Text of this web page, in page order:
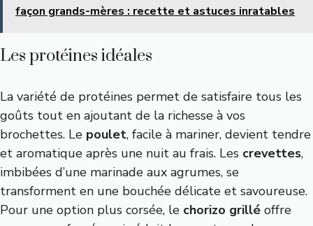
façon grands-mères : recette et astuces inratables
Les protéines idéales
La variété de protéines permet de satisfaire tous les
goûts tout en ajoutant de la richesse à vos
brochettes. Le poulet, facile à mariner, devient tendre
et aromatique après une nuit au frais. Les crevettes,
imbibées d’une marinade aux agrumes, se
transforment en une bouchée délicate et savoureuse.
Pour une option plus corsée, le chorizo grillé offre